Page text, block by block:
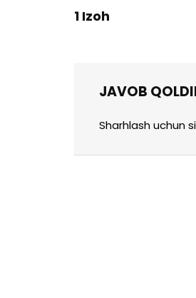
1 Izoh
JAVOB
Sharhlash uchun